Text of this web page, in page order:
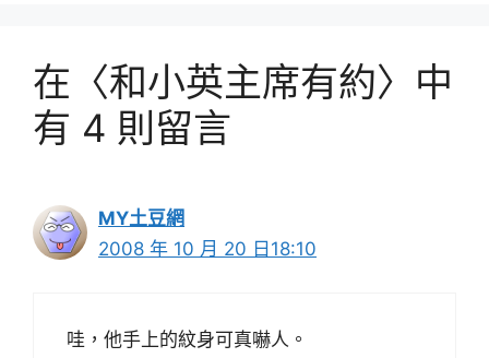
在〈和小英主席有約〉中
有 4 則留言
MY土豆網
2008 年 10 月 20 日18:10
哇，他手上的紋身可真嚇人。